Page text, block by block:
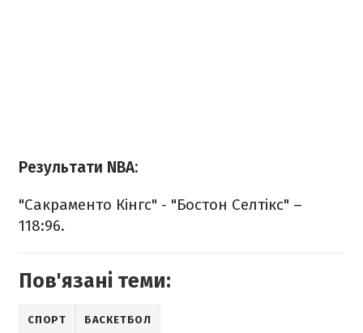
Результати NBA:
"Сакраменто Кінгс" - "Бостон Селтікс" –
118:96.
Пов'язані теми:
СПОРТ БАСКЕТБОЛ